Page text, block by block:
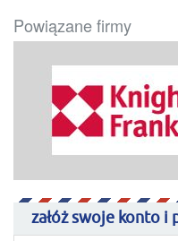
Powiązane firmy
załóż swoje konto i